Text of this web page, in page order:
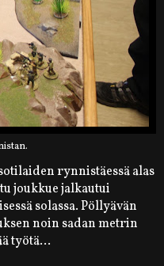
rynnistäessä alas
joukkue jalkautui
solassa. Pöllyävän
noin sadan metrin
työtä...